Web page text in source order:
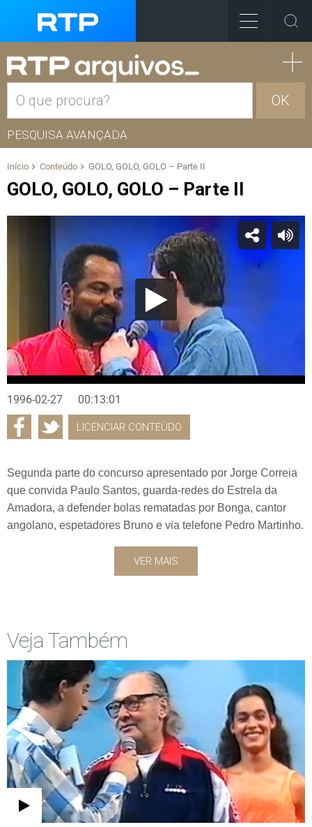
OK
PESQUISA AVANÇADA
Início Conteúdo GOLO, GOLO, GOLO – Parte II
GOLO, GOLO, GOLO – Parte II
1996-02-27 00:13:01
LICENCIAR CONTEÚDO
Segunda parte do concurso apresentado por Jorge Correia
que convida Paulo Santos, guarda-redes do Estrela da
Amadora, a defender bolas rematadas por Bonga, cantor
angolano, espetadores Bruno e via telefone Pedro Martinho.
VER MAIS
Veja Também